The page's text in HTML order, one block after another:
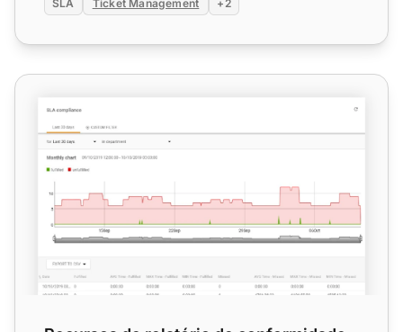
SLA Ticket Management +2
Recursos de relatório de conformidade de SLA